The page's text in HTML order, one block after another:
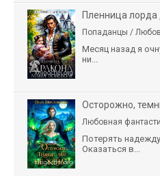
Пленница
Попаданцы /
Месяц назад я
ни...
Осторожно,
Любовная
Потерять
Оказаться в...